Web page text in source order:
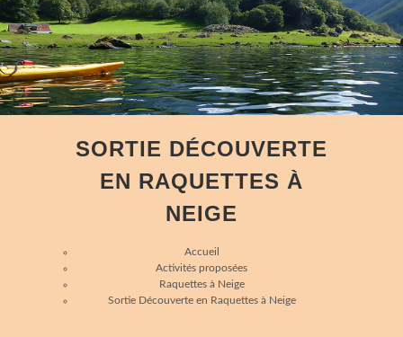
SORTIE DÉCOUVERTE
EN RAQUETTES À
NEIGE
Accueil
Activités proposées
Raquettes à Neige
Sortie Découverte en Raquettes à Neige